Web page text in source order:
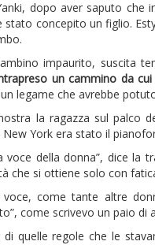
dopo aver saputo che
concepito un figlio.
impaurito, suscita
un cammino da
legame che avrebbe
la ragazza sul palco
York era stato il
voce della donna”, dice la
che si ottiene solo con
come tante altre
come scrivevo un paio di
quelle regole che le